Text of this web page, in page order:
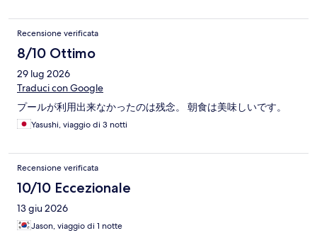
Recensione verificata
8/10 Ottimo
29 lug 2026
Traduci con Google
プールが利用出来なかったのは残念。 朝食は美味しいです。
Yasushi, viaggio di 3 notti
Recensione verificata
10/10 Eccezionale
13 giu 2026
Jason, viaggio di 1 notte